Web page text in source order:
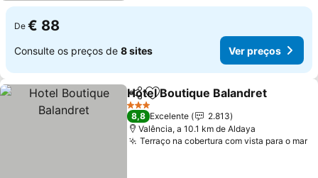
De € 88
Consulte os preços de 8 sites Ver preços
PartilharAdicionar aos favoritos
Hotel Boutique Balandret
3 Estrelas
8,8 Excelente
2.813
Valência, a 10.1 km de Aldaya
Terraço na cobertura com vista para o mar